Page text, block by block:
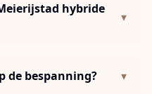
hybride
▾
de bespanning? ▾